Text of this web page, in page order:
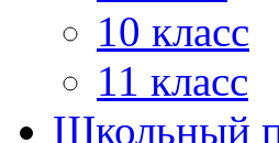
10 класс
11 класс
Школьный